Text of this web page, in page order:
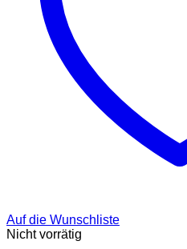
Auf die Wunschliste
Nicht vorrätig